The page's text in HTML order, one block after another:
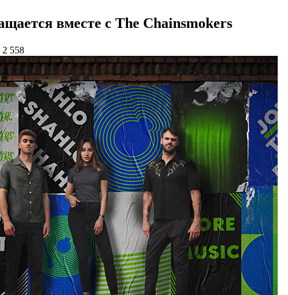
вместе с The Chainsmokers
2 558